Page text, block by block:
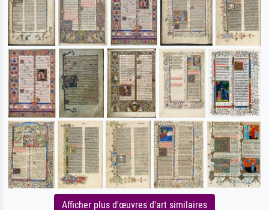
Afficher plus d'œuvres d'art similaires